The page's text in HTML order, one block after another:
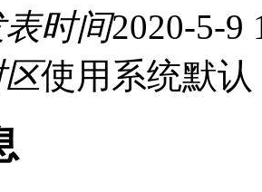
表时间2020-5-9
使用系统默认